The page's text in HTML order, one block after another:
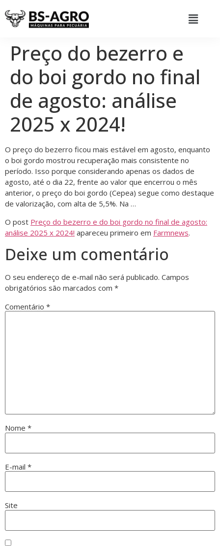
Preço do bezerro e
do boi gordo no final
de agosto: análise
2025 x 2024!
O preço do bezerro ficou mais estável em agosto, enquanto
o boi gordo mostrou recuperação mais consistente no
período. Isso porque considerando apenas os dados de
agosto, até o dia 22, frente ao valor que encerrou o mês
anterior, o preço do boi gordo (Cepea) segue como destaque
de valorização, com alta de 5,5%. Na …
O post Preço do bezerro e do boi gordo no final de agosto:
análise 2025 x 2024! apareceu primeiro em Farmnews.
Deixe um comentário
O seu endereço de e-mail não será publicado. Campos
obrigatórios são marcados com *
Comentário *
Nome *
E-mail *
Site